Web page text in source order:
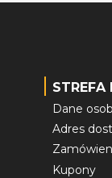
STREFA
Dane
Adres
Kupony